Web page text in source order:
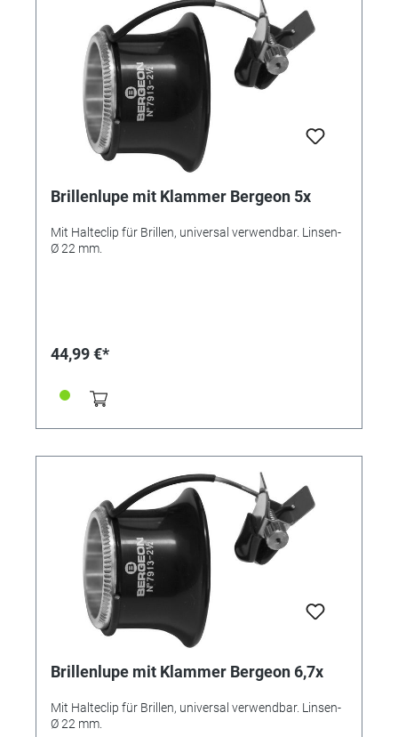
Brillenlupe mit Klammer Bergeon 5x
Mit Halteclip für Brillen, universal verwendbar. Linsen-
Ø 22 mm.
44,99 €*
Brillenlupe mit Klammer Bergeon 6,7x
Mit Halteclip für Brillen, universal verwendbar. Linsen-
Ø 22 mm.